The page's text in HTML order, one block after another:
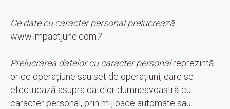
Ce date cu caracter personal prelucrează
www.impactjune.com?
Prelucrarea datelor cu caracter personalreprezintă
orice operațiune sau set de operațiuni, care se
efectuează asupra datelor dumneavoastră cu
caracter personal, prin mijloace automate sau